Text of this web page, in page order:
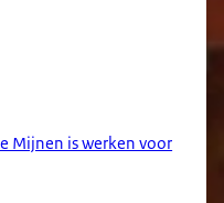
Mijnen is werken voor